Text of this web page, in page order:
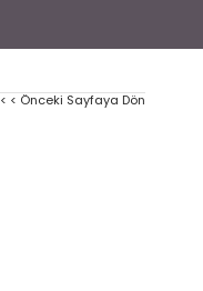
< < Önceki Sayfaya Dön